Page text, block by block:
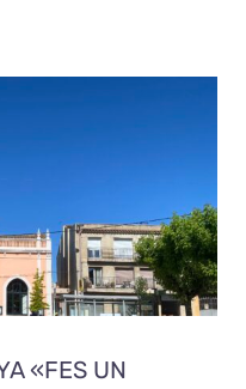
«FES UN